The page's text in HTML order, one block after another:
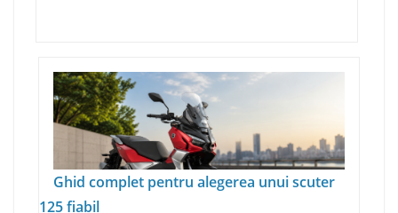
Ghid complet pentru alegerea unui scuter
125 fiabil